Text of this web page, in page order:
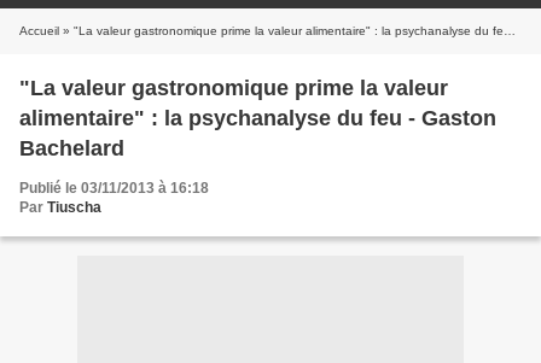
Accueil » "La valeur gastronomique prime la valeur alimentaire" : la psychanalyse du feu - Gaston Bachelard
"La valeur gastronomique prime la valeur
alimentaire" : la psychanalyse du feu - Gaston
Bachelard
Publié le 03/11/2013 à 16:18
Par Tiuscha